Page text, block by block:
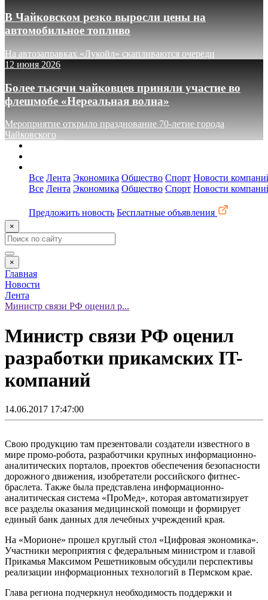
В Чайковском резко выросли цены на
автомобильное топливо
На автозаправках «Лукойл» скапливаются очереди
12 июня 2026
Более тысячи чайковцев приняли участие во
флешмобе «Нереальная волна»
Мероприятие открыло празднование 70-летие города
Чайковского
Все Лента Экономика Общество Спорт Новости
Все Лента Экономика Общество Спорт Новости
Предложить новость Бесплатные объявления
×
×
Главная
Новости
Лента
Министр связи РФ оценил р...
Министр связи РФ оценил
разработки прикамских IT-
компаний
14.06.2017 17:47:00
Свою продукцию там презентовали создатели известного в
мире промо-робота, разработчики крупных информационно-
аналитических порталов, проектов обеспечения безопасности
дорожного движения, изобретатели российского фитнес-
браслета. Также была представлена информационно-
аналитическая система «ПроМед», которая автоматизирует
все разделы оказания медицинской помощи и формирует
единый банк данных для лечебных учреждений края.
На «Морионе» прошел круглый стол «Цифровая экономика».
Участники мероприятия с федеральным министром и главой
Прикамья Максимом Решетниковым обсудили перспективы
реализации информационных технологий в Пермском крае.
Глава региона подчеркнул необходимость поддержки и